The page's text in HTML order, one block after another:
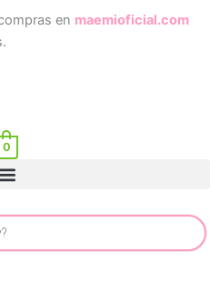
en maemioficial.com
0
Menu